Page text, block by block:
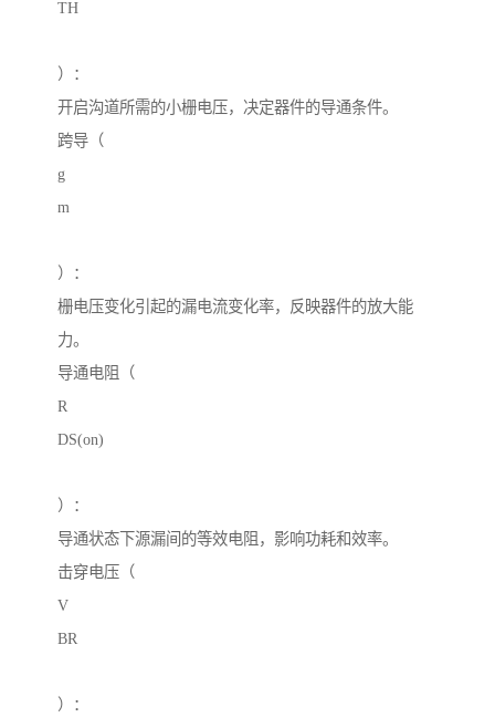
TH
）：
开启沟道所需的小栅电压，决定器件的导通条件。
跨导（
g
m
）：
栅电压变化引起的漏电流变化率，反映器件的放大能
力。
导通电阻（
R
DS(on)
）：
导通状态下源漏间的等效电阻，影响功耗和效率。
击穿电压（
V
BR
）：